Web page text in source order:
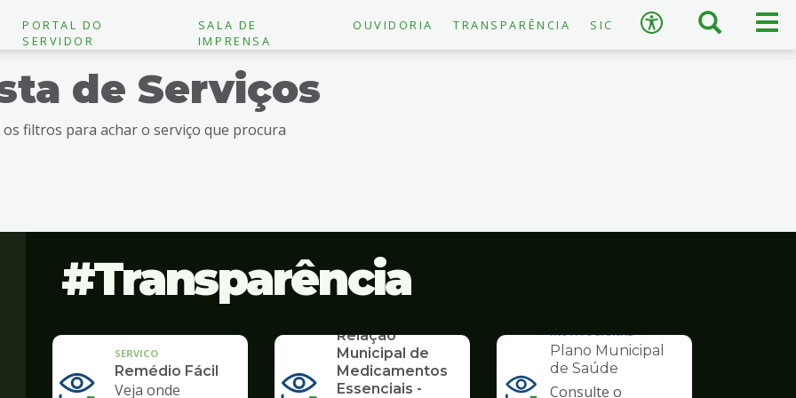
Busca
Acessibilidade
PORTAL DO
SERVIDOR
SALA DE
IMPRENSA
OUVIDORIA TRANSPARÊNCIA SIC ×
de Serviços
os filtros para achar o serviço que procura
Transparência
SERVICO
Remédio Fácil
Veja onde
Relação
Municipal de
Medicamentos
Essenciais -
INSTITUCIONAL
Plano Municipal
de Saúde
Consulte o